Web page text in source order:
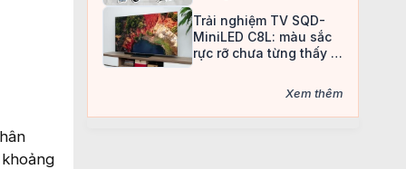
Trải nghiệm TV SQD-
MiniLED C8L: màu sắc
rực rỡ chưa từng thấy ở
Xem thêm